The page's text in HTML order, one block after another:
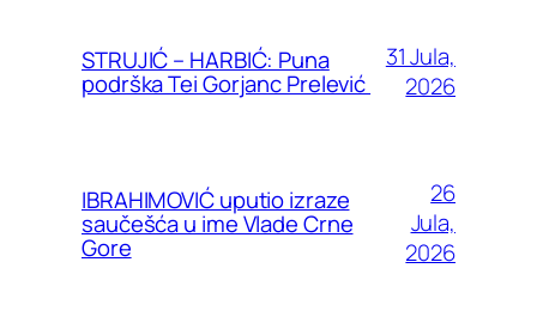
STRUJIĆ – HARBIĆ: Puna
podrška Tei Gorjanc Prelević
31 Jula,
2026
IBRAHIMOVIĆ uputio izraze
saučešća u ime Vlade Crne
Gore
26
Jula,
2026